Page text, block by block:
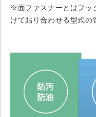
※面ファスナーとはフッ
けて貼り合わせる型式の